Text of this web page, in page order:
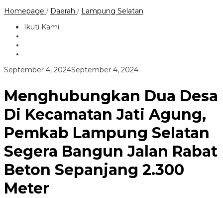
Homepage / Daerah / Lampung Selatan
Segera
Bangun
Rabat
Beton
Sepanjang
2.300
Meter
Ikuti Kami
September 4, 2024September 4, 2024oleh
Menghubungkan Dua Desa
Di Kecamatan Jati Agung,
Pemkab Lampung Selatan
Segera Bangun Jalan Rabat
Beton Sepanjang 2.300
Meter